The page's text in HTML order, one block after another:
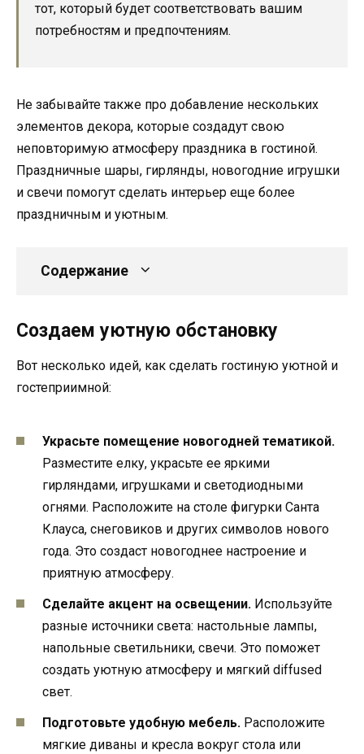
тот, который будет соответствовать вашим
потребностям и предпочтениям.
Не забывайте также про добавление нескольких
элементов декора, которые создадут свою
неповторимую атмосферу праздника в гостиной.
Праздничные шары, гирлянды, новогодние игрушки
и свечи помогут сделать интерьер еще более
праздничным и уютным.
Содержание
Создаем уютную обстановку
Вот несколько идей, как сделать гостиную уютной и
гостеприимной:
Украсьте помещение новогодней тематикой.
Разместите елку, украсьте ее яркими
гирляндами, игрушками и светодиодными
огнями. Расположите на столе фигурки Санта
Клауса, снеговиков и других символов нового
года. Это создаст новогоднее настроение и
приятную атмосферу.
Сделайте акцент на освещении. Используйте
разные источники света: настольные лампы,
напольные светильники, свечи. Это поможет
создать уютную атмосферу и мягкий diffused
свет.
Подготовьте удобную мебель. Расположите
мягкие диваны и кресла вокруг стола или